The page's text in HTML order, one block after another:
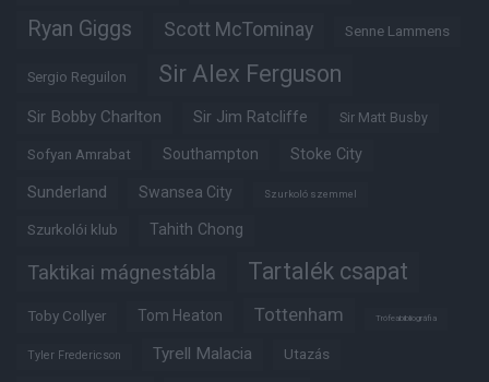
Ryan Giggs Scott McTominay Senne Lammens
Sergio Reguilon Sir Alex Ferguson
Sir Bobby Charlton Sir Jim Ratcliffe Sir Matt Busby
Sofyan Amrabat Southampton Stoke City
Sunderland Swansea City Szurkoló szemmel
Szurkolói klub Tahith Chong
Taktikai mágnestábla Tartalék csapat
Toby Collyer Tom Heaton Tottenham Trófeabibliográfia
Tyler Fredericson Tyrell Malacia Utazás